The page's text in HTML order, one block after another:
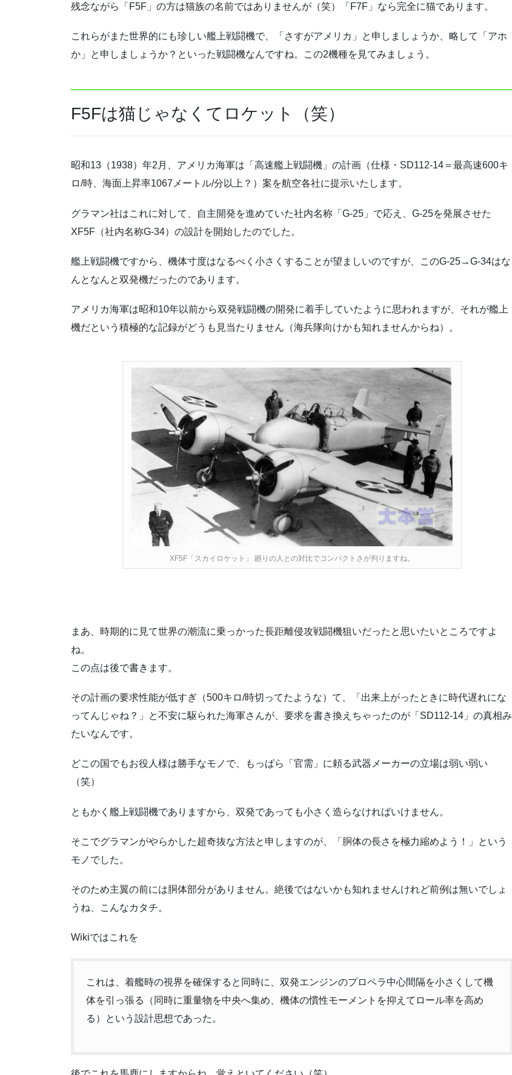
残念ながら「F5F」の方は猫族の名前ではありませんが（笑）「F7F」なら完全に猫であります。
これらがまた世界的にも珍しい艦上戦闘機で、「さすがアメリカ」と申しましょうか、略して「アホ
か」と申しましょうか？といった戦闘機なんですね。この2機種を見てみましょう。
F5Fは猫じゃなくてロケット（笑）
昭和13（1938）年2月、アメリカ海軍は「高速艦上戦闘機」の計画（仕様・SD112-14＝最高速600キ
ロ/時、海面上昇率1067メートル/分以上？）案を航空各社に提示いたします。
グラマン社はこれに対して、自主開発を進めていた社内名称「G-25」で応え、G-25を発展させた
XF5F（社内名称G-34）の設計を開始したのでした。
艦上戦闘機ですから、機体寸度はなるべく小さくすることが望ましいのですが、このG-25→G-34はな
んとなんと双発機だったのであります。
アメリカ海軍は昭和10年以前から双発戦闘機の開発に着手していたように思われますが、それが艦上
機だという積極的な記録がどうも見当たりません（海兵隊向けかも知れませんからね）。
XF5F「スカイロケット」 廻りの人との対比でコンパクトさが判りますね。
まあ、時期的に見て世界の潮流に乗っかった長距離侵攻戦闘機狙いだったと思いたいところですよ
ね。
この点は後で書きます。
その計画の要求性能が低すぎ（500キロ/時切ってたような）て、「出来上がったときに時代遅れにな
ってんじゃね？」と不安に駆られた海軍さんが、要求を書き換えちゃったのが「SD112-14」の真相み
たいなんです。
どこの国でもお役人様は勝手なモノで、もっぱら「官需」に頼る武器メーカーの立場は弱い弱い
（笑）
ともかく艦上戦闘機でありますから、双発であっても小さく造らなければいけません。
そこでグラマンがやらかした超奇抜な方法と申しますのが、「胴体の長さを極力縮めよう！」という
モノでした。
そのため主翼の前には胴体部分がありません。絶後ではないかも知れませんけれど前例は無いでしょ
うね、こんなカタチ。
Wikiではこれを
これは、着艦時の視界を確保すると同時に、双発エンジンのプロペラ中心間隔を小さくして機
体を引っ張る（同時に重量物を中央へ集め、機体の慣性モーメントを抑えてロール率を高め
る）という設計思想であった。